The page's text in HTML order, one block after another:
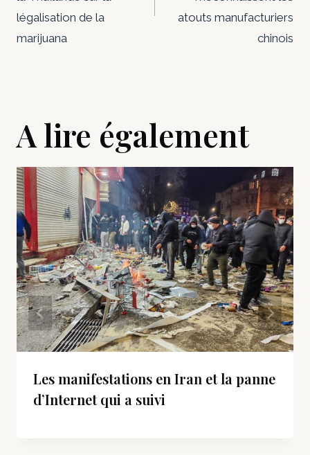
légalisation de la
marijuana
atouts manufacturiers
chinois
A lire également
Les manifestations en Iran et la panne
d’Internet qui a suivi